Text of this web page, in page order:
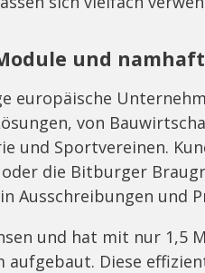
und
europäische
von
und Sportvereinen.
oder die Bitburger
Ausschreibungen und
und hat mit nur 1,5
aufgebaut. Diese